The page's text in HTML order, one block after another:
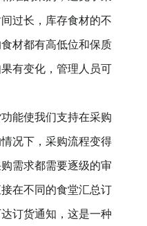
过长，库存食材的不
材都有高低位和保质
有变化，管理人员可
能使我们支持在采购
况下，采购流程变得
需求都需要逐级的审
在不同的食堂汇总订
订货通知，这是一种